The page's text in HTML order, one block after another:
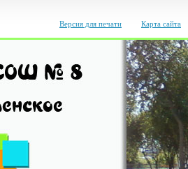
Версия для печати Карта сайта